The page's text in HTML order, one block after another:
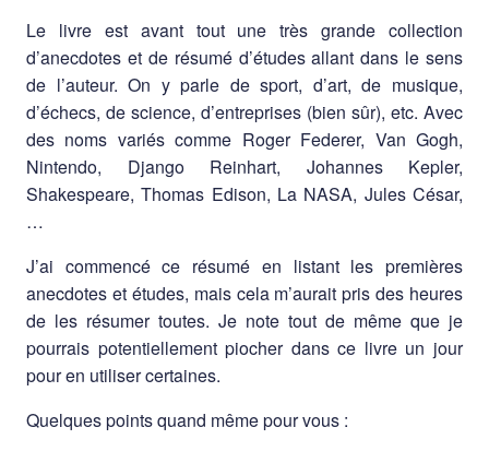
Le livre est avant tout une très grande collection
d’anecdotes et de résumé d’études allant dans le sens
de l’auteur. On y parle de sport, d’art, de musique,
d’échecs, de science, d’entreprises (bien sûr), etc. Avec
des noms variés comme Roger Federer, Van Gogh,
Nintendo, Django Reinhart, Johannes Kepler,
Shakespeare, Thomas Edison, La NASA, Jules César,
…
J’ai commencé ce résumé en listant les premières
anecdotes et études, mais cela m’aurait pris des heures
de les résumer toutes. Je note tout de même que je
pourrais potentiellement piocher dans ce livre un jour
pour en utiliser certaines.
Quelques points quand même pour vous :